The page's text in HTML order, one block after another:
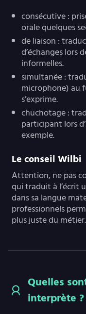
consécutive :
orale quelques
de liaison :
d’échanges lors
informelles.
simultanée :
microphone) au
s’exprime.
chuchotage :
participant lors
exemple.
Le conseil Wilbi
Attention, ne pas
qui traduit à l’écrit
dans sa langue
professionnels
plus juste du métier.
Quelles
interprète ?